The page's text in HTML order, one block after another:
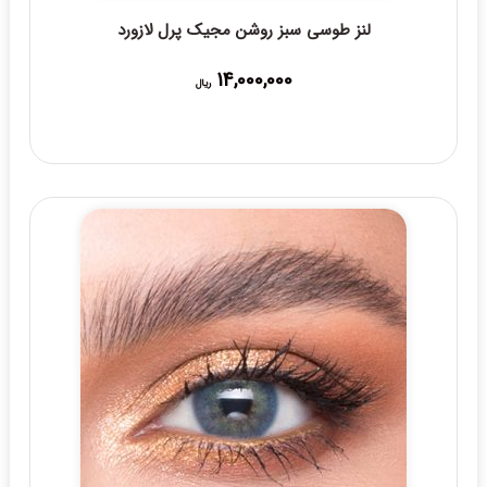
لنز طوسی سبز روشن مجیک پرل لازورد
14,000,000 ریال